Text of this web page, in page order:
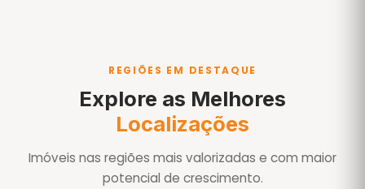
REGIÕES EM DESTAQUE
Explore as Melhores
Localizações
Imóveis nas regiões mais valorizadas e com maior
potencial de crescimento.
Águas de São Pedro